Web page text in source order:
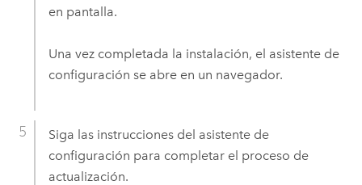
en pantalla.
Una vez completada la instalación, el asistente de
configuración se abre en un navegador.
Siga las instrucciones del asistente de
configuración para completar el proceso de
actualización.